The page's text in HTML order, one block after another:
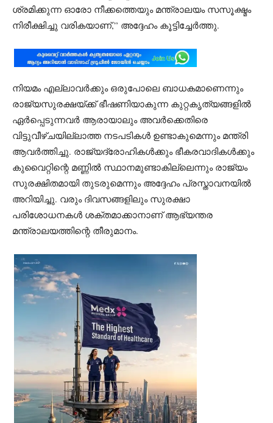
ശ്രമിക്കുന്ന ഓരോ നീക്കത്തെയും മന്ത്രാലയം സസൂക്ഷ്മം
നിരീക്ഷിച്ചു വരികയാണ്,” അദ്ദേഹം കൂട്ടിച്ചേർത്തു.
നിയമം എല്ലാവർക്കും ഒരുപോലെ ബാധകമാണെന്നും
രാജ്യസുരക്ഷയ്ക്ക് ഭീഷണിയാകുന്ന കുറ്റകൃത്യങ്ങളിൽ
ഏർപ്പെടുന്നവർ ആരായാലും അവർക്കെതിരെ
വിട്ടുവീഴ്ചയില്ലാത്ത നടപടികൾ ഉണ്ടാകുമെന്നും മന്ത്രി
ആവർത്തിച്ചു. രാജ്യദ്രോഹികൾക്കും ഭീകരവാദികൾക്കും
കുവൈറ്റിന്റെ മണ്ണിൽ സ്ഥാനമുണ്ടാകില്ലെന്നും രാജ്യം
സുരക്ഷിതമായി തുടരുമെന്നും അദ്ദേഹം പ്രസ്താവനയിൽ
അറിയിച്ചു. വരും ദിവസങ്ങളിലും സുരക്ഷാ
പരിശോധനകൾ ശക്തമാക്കാനാണ് ആഭ്യന്തര
മന്ത്രാലയത്തിന്റെ തീരുമാനം.